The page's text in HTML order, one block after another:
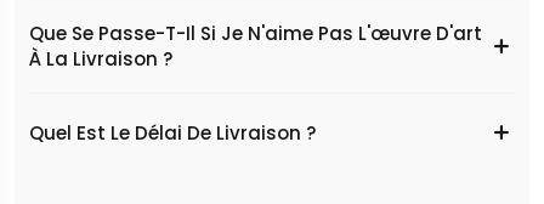
Que Se Passe-T-Il Si Je N'aime Pas L'œuvre D'art
À La Livraison ?
Quel Est Le Délai De Livraison ?